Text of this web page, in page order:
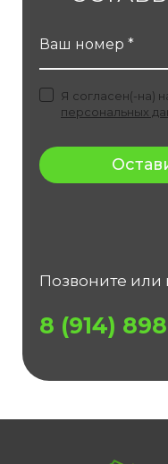
8 (914)
Позвоните
Ваш номер *
Я согласен(-на)
персональных